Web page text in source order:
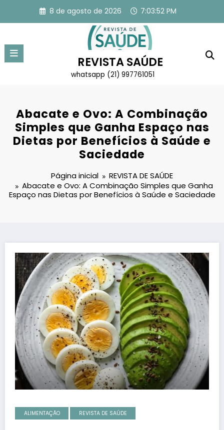
o
8 de agosto de 2026 7:03:52 PM
REVISTA SAÚDE
whatsapp (21) 997761051
Abacate e Ovo: A Combinação
Simples que Ganha Espaço nas
Dietas por Benefícios à Saúde e
Saciedade
Página inicial
REVISTA DE SAÚDE
Abacate e Ovo: A Combinação Simples que Ganha
Espaço nas Dietas por Benefícios à Saúde e Saciedade
ALIMENTAÇÃO REVISTA DE SAÚDE